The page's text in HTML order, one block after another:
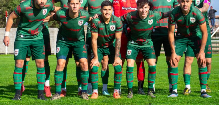
competencia.
https://twitter.com/SuperTC2000/status/
La primera parte de la carrera estuvo marcada por un
choque que involucró al piloto de Corsi Sport; aunque
pudo salir por sus propios medios, se lo vio muy dolorido
después del impacto. Tras el relanzamiento, Marcelo
Ciarrocchi se adueñó de la punta, seguido por Ponce de
León y Morillo. A quince minutos del final, Ciarrocchi